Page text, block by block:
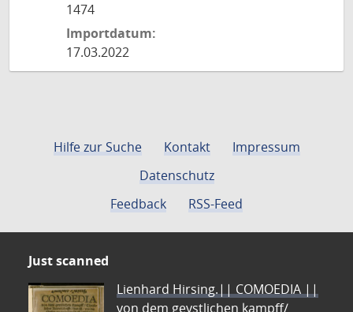
1474
Importdatum:
17.03.2022
Hilfe zur Suche Kontakt
Impressum
Datenschutz
Feedback
RSS-Feed
Just scanned
Lienhard Hirsing.|| COMOEDIA ||
von dem geystlichen kampff/